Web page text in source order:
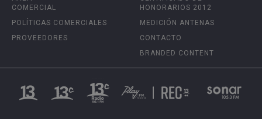
COMERCIAL
POLÍTICAS COMERCIALES
PROVEEDORES
HONORARIOS 2012
MEDICIÓN ANTENAS
CONTACTO
BRANDED CONTENT